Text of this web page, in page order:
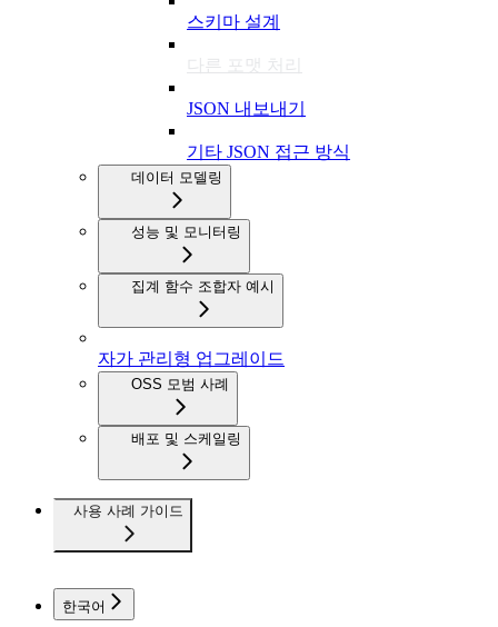
스키마 설계
다른 포맷 처리
JSON 내보내기
기타 JSON 접근 방식
데이터 모델링
성능 및 모니터링
집계 함수 조합자 예시
자가 관리형 업그레이드
OSS 모범 사례
배포 및 스케일링
사용 사례 가이드
한국어